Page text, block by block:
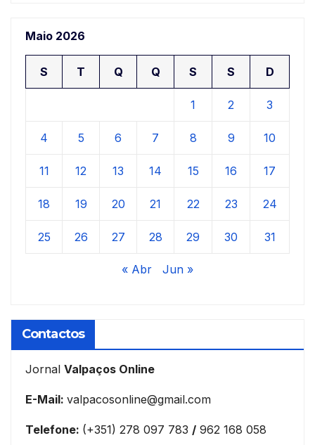
Maio 2026
S T Q Q S S D
1 2 3
4 5 6 7 8 9 10
11 12 13 14 15 16 17
18 19 20 21 22 23 24
25 26 27 28 29 30 31
« Abr Jun »
Contactos
Jornal Valpaços Online
E-Mail: valpacosonline@gmail.com
Telefone: (+351) 278 097 783 / 962 168 058